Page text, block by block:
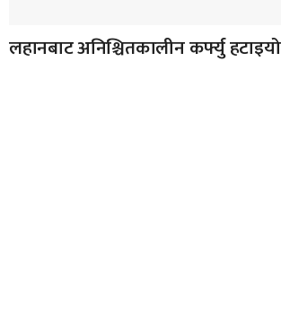
लहानबाट अनिश्चितकालीन कर्फ्यु हटाइयो